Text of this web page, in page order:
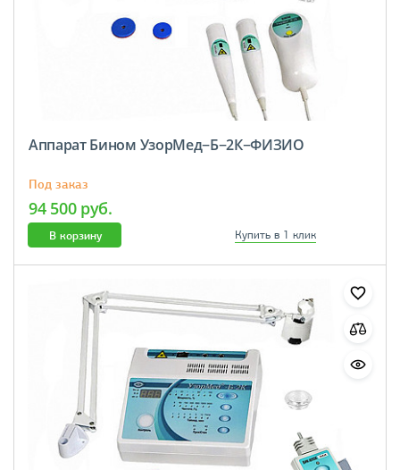
Аппарат Бином УзорМед−Б−2К−ФИЗИО
Под заказ
94 500 руб.
В корзину Купить в 1 клик